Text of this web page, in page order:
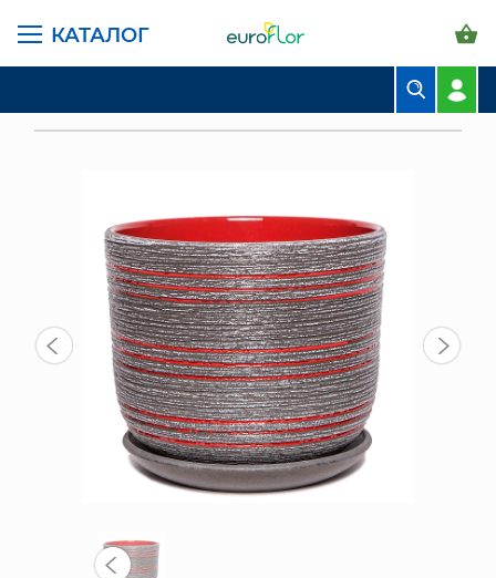
КАТАЛОГ
СВАДЕБНАЯ ФЛОРИСТИКА
КОМНАТНЫЕ РАСТЕНИЯ
ГОРШКИ И КАШПО
ГРУНТЫ И УДОБРЕНИЯ
ПРЕДМЕТЫ ИНТЕРЬЕРА
ВАЗЫ
ГЛАВНАЯ СТРАНИЦА КАТАЛОГ
ГОРШКИ И КАШПО